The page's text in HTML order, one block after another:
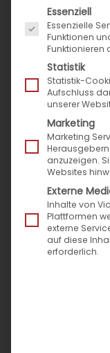
Es folgt eine
Essenziell
Essenzielle
Funktionen
Funktionieren
Statistik
Statistik-
Aufschluss
unserer
Marketing
Marketing
anzuzeigen.
Websites
Externe
Inhalte von
Plattformen
externe
auf diese
erforderlich.